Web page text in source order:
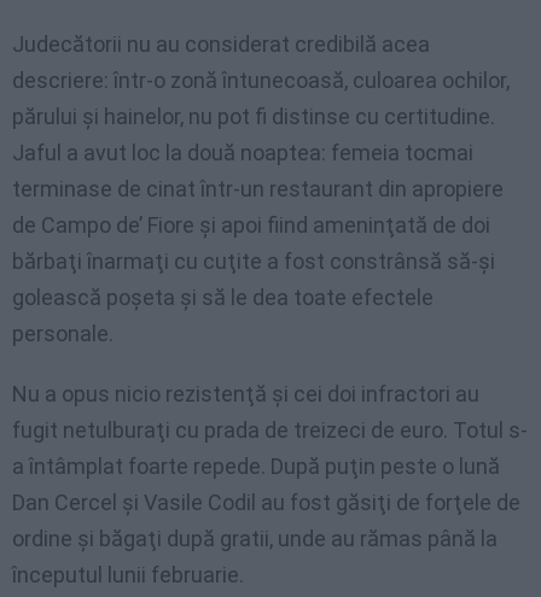
Judecătorii nu au considerat credibilă acea
descriere: într-o zonă întunecoasă, culoarea ochilor,
părului şi hainelor, nu pot fi distinse cu certitudine.
Jaful a avut loc la două noaptea: femeia tocmai
terminase de cinat într-un restaurant din apropiere
de Campo de’ Fiore şi apoi fiind ameninţată de doi
bărbaţi înarmaţi cu cuţite a fost constrânsă să-şi
golească poşeta şi să le dea toate efectele
personale.
Nu a opus nicio rezistenţă şi cei doi infractori au
fugit netulburaţi cu prada de treizeci de euro. Totul s-
a întâmplat foarte repede. După puţin peste o lună
Dan Cercel şi Vasile Codil au fost găsiţi de forţele de
ordine şi băgaţi după gratii, unde au rămas până la
începutul lunii februarie.